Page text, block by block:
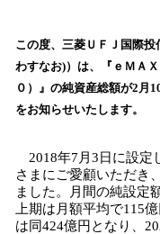
！
数
を
読
み
中
で
す
この度、三菱ＵＦＪ国際
わすなお)）は、『ｅＭＡ
０）』の純資産総額が2月
をお知らせいたします。
2018年7月3日に設定
さまにご愛顧いただき
ました。月間の純設定
上期は月額平均で115
は同424億円となり、